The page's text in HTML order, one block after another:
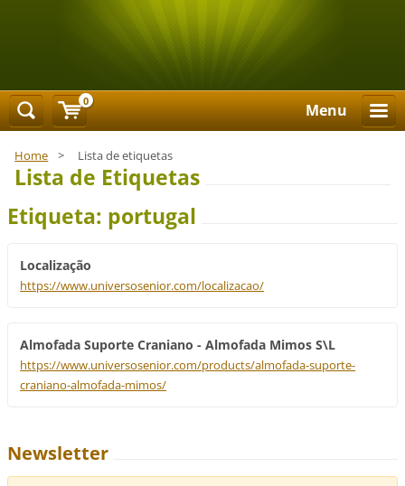
Menu
Home > Lista de etiquetas
Lista de Etiquetas
Etiqueta: portugal
Localização
https://www.universosenior.com/localizacao/
Almofada Suporte Craniano - Almofada Mimos S\L
https://www.universosenior.com/products/almofada-suporte-
craniano-almofada-mimos/
Newsletter
0